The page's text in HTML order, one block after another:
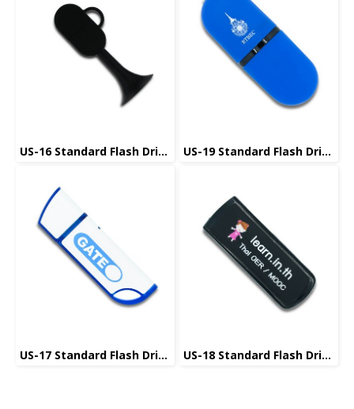
US-16 Standard Flash Drive แฟลชไดร์ฟมาตรฐาน US-19 Standard Flash Drive แฟลชไดร์ฟมาตรฐาน
US-17 Standard Flash Drive แฟลชไดร์ฟมาตรฐาน US-18 Standard Flash Drive แฟลชไดร์ฟมาตรฐาน